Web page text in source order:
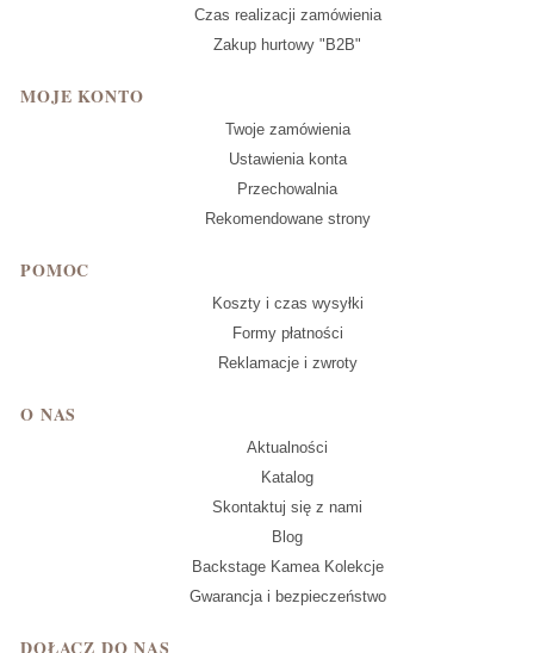
Czas realizacji zamówienia
Zakup hurtowy "B2B"
MOJE KONTO
Twoje zamówienia
Ustawienia konta
Przechowalnia
Rekomendowane strony
POMOC
Koszty i czas wysyłki
Formy płatności
Reklamacje i zwroty
O NAS
Aktualności
Katalog
Skontaktuj się z nami
Blog
Backstage Kamea Kolekcje
Gwarancja i bezpieczeństwo
DOŁĄCZ DO NAS